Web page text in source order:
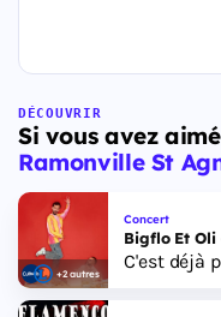
DÉCOUVRIR
Si vous avez aimé
Ramonville St
+2 autres
Concert
Bigflo Et Oli
C'est déjà